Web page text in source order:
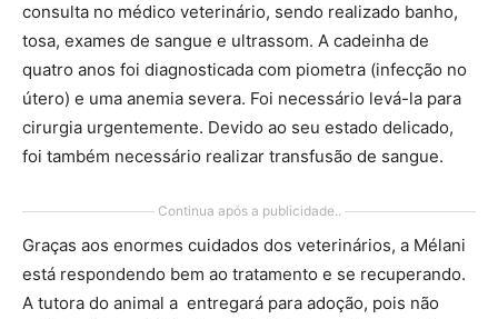
consulta no médico veterinário, sendo realizado banho,
tosa, exames de sangue e ultrassom. A cadeinha de
quatro anos foi diagnosticada com piometra (infecção no
útero) e uma anemia severa. Foi necessário levá-la para
cirurgia urgentemente. Devido ao seu estado delicado,
foi também necessário realizar transfusão de sangue.
Continua após a publicidade..
Graças aos enormes cuidados dos veterinários, a Mélani
está respondendo bem ao tratamento e se recuperando.
A tutora do animal a entregará para adoção, pois não